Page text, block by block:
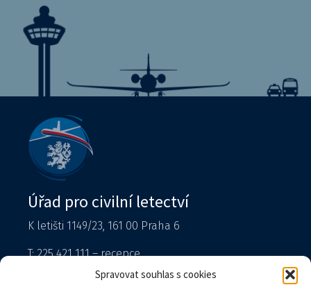
Spravovat souhlas s cookies
Úřad pro civilní letectví
K letišti 1149/23, 161 00 Praha 6
T: 225 421 111 – recepce